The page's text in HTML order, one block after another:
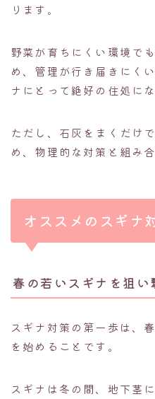
ります。
野菜が育ちにくい環境で
め、管理が行き届きにく
ナにとって絶好の住処にな
ただし、石灰をまくだけ
め、物理的な対策と組み
オススメのスギナ
春の若いスギナを狙い
スギナ対策の第一歩は、
を始めることです。
スギナは冬の間、地下茎